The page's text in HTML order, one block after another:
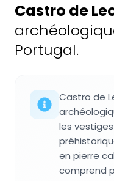
Castro de
Portugal.
Castro de
les
en pierre
comprend